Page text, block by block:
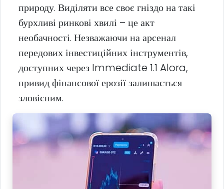
природу. Виділяти все своє гніздо на такі
бурхливі ринкові хвилі – це акт
необачності. Незважаючи на арсенал
передових інвестиційних інструментів,
доступних через Immediate 1.1 Alora,
привид фінансової ерозії залишається
зловісним.